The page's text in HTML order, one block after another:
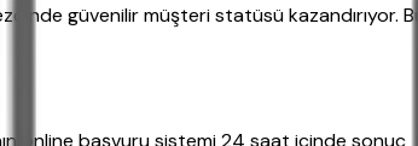
güvenilir müşteri statüsü kazandırıyor. Bu
online başvuru sistemi 24 saat içinde sonuç